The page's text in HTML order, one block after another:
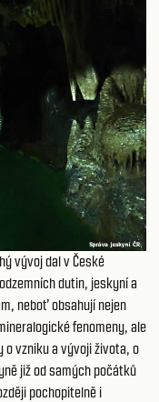
vývoj dal v České
dutin, jeskyní a
neboť obsahují nejen
fenomeny, ale
o vzniku a vývoji života, o
již od samých počátků
pochopitelně i